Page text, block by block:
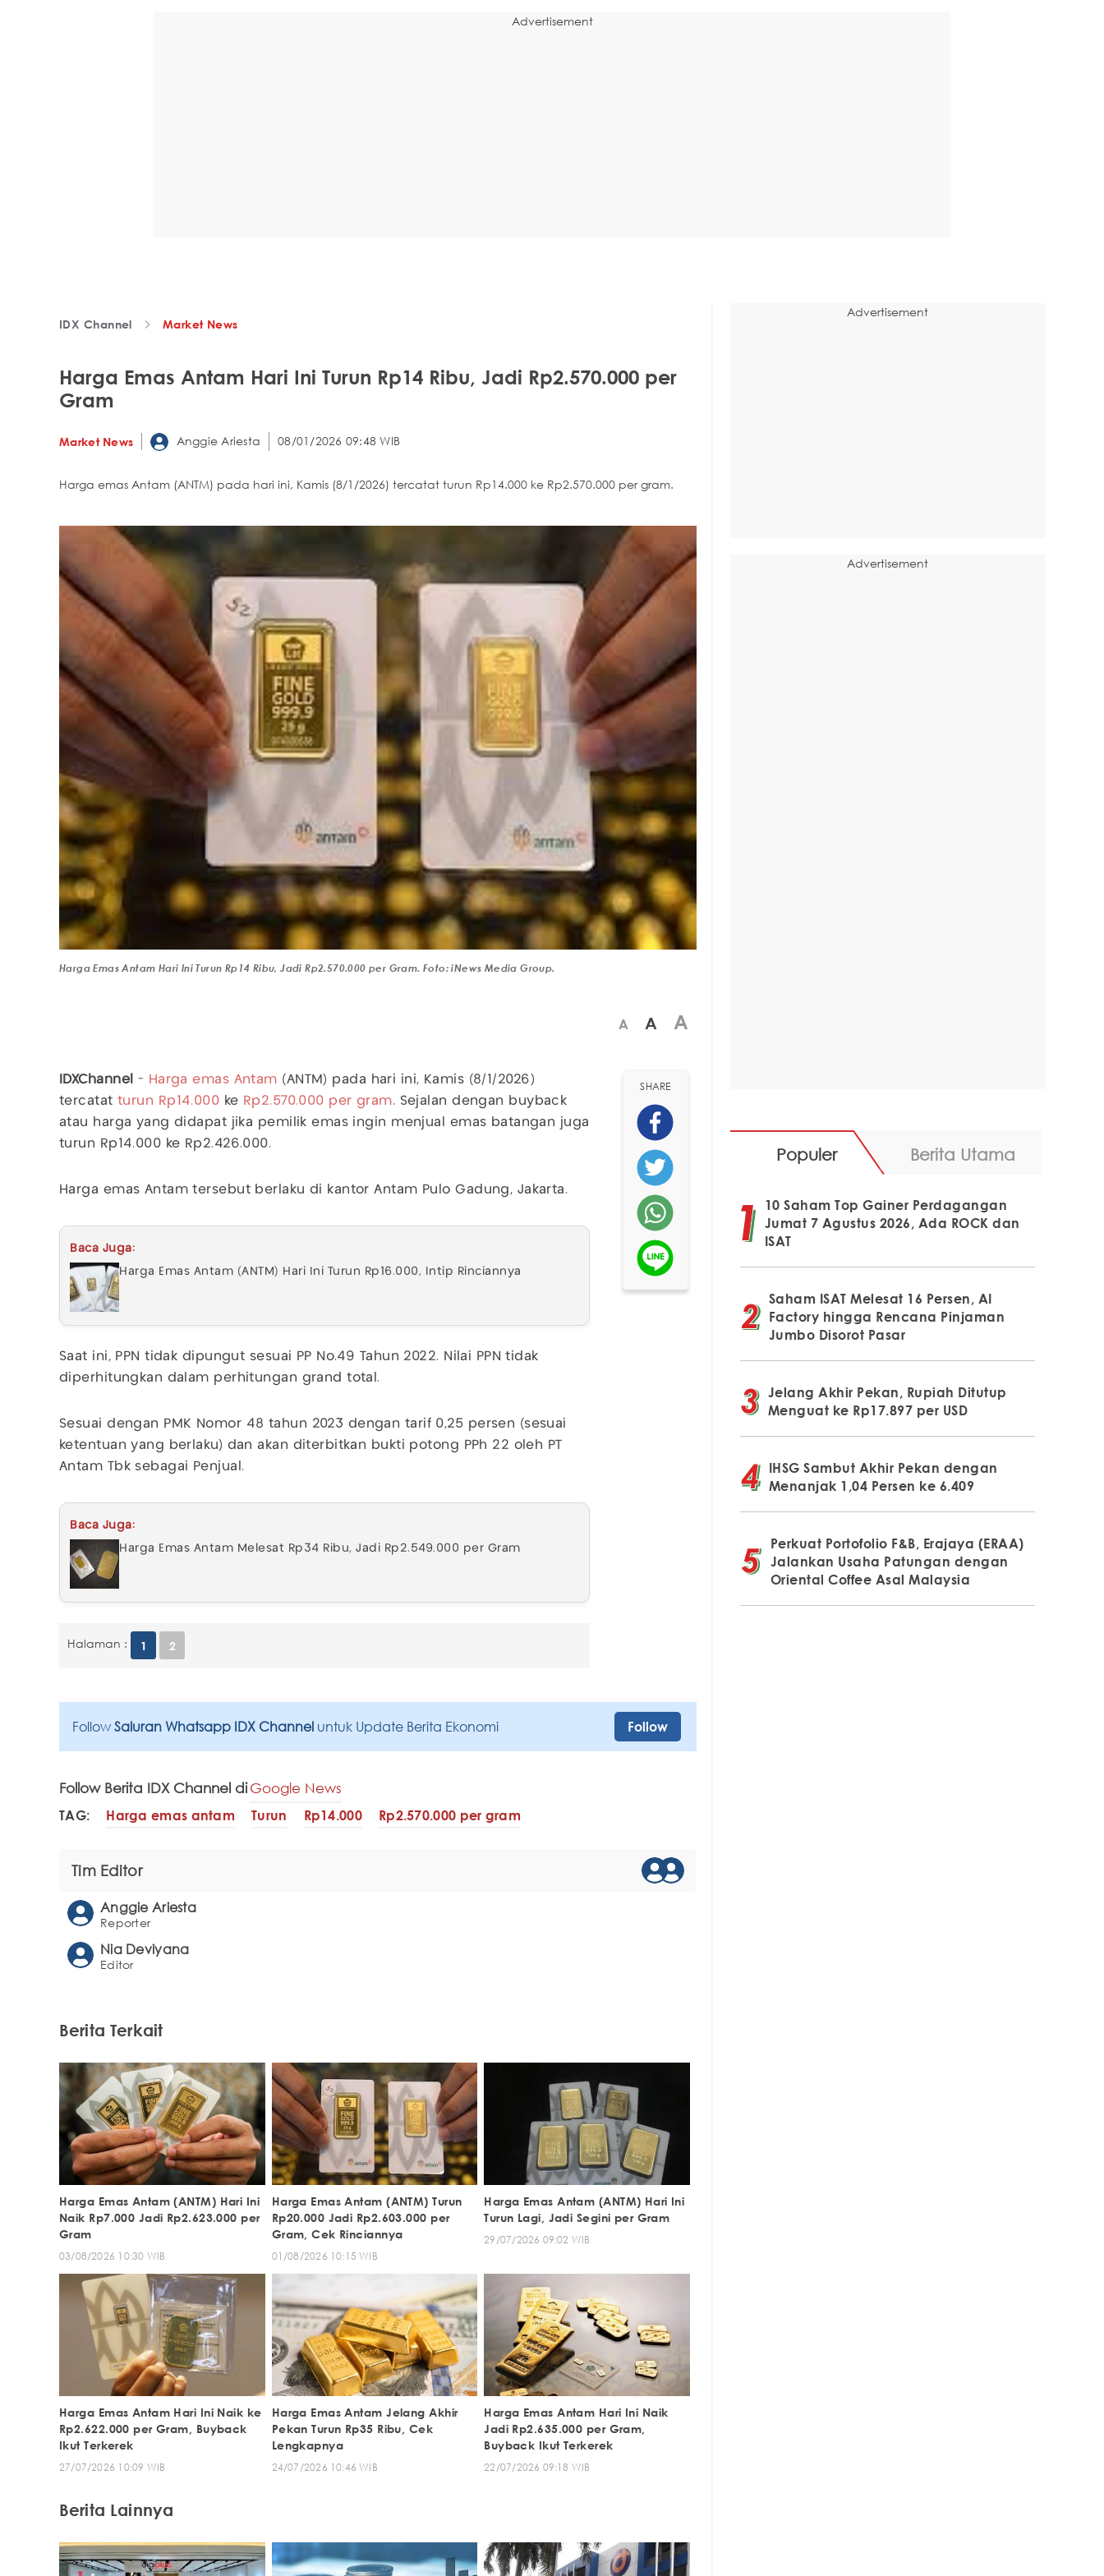
Advertisement
IDX Channel Market News
Harga Emas Antam Hari Ini Turun Rp14 Ribu, Jadi Rp2.570.000 per
Gram
Market News Anggie Ariesta 08/01/2026 09:48 WIB
Harga emas Antam (ANTM) pada hari ini, Kamis (8/1/2026) tercatat turun Rp14.000 ke Rp2.570.000 per gram.
Harga Emas Antam Hari Ini Turun Rp14 Ribu, Jadi Rp2.570.000 per Gram. Foto: iNews Media Group.
A A A
IDXChannel - Harga emas Antam (ANTM) pada hari ini, Kamis (8/1/2026)
tercatat turun Rp14.000 ke Rp2.570.000 per gram. Sejalan dengan buyback
atau harga yang didapat jika pemilik emas ingin menjual emas batangan juga
turun Rp14.000 ke Rp2.426.000.
Harga emas Antam tersebut berlaku di kantor Antam Pulo Gadung, Jakarta.
Baca Juga:
Harga Emas Antam (ANTM) Hari Ini Turun Rp16.000, Intip Rinciannya
Saat ini, PPN tidak dipungut sesuai PP No.49 Tahun 2022. Nilai PPN tidak
diperhitungkan dalam perhitungan grand total.
Sesuai dengan PMK Nomor 48 tahun 2023 dengan tarif 0,25 persen (sesuai
ketentuan yang berlaku) dan akan diterbitkan bukti potong PPh 22 oleh PT
Antam Tbk sebagai Penjual.
Baca Juga:
Harga Emas Antam Melesat Rp34 Ribu, Jadi Rp2.549.000 per Gram
Halaman : 1 2
SHARE
Follow Saluran Whatsapp IDX Channel untuk Update Berita Ekonomi Follow
Follow Berita IDX Channel diGoogle News
TAG: Harga emas antam Turun Rp14.000 Rp2.570.000 per gram
Tim Editor
Anggie Ariesta
Reporter
Nia Deviyana
Editor
Berita Terkait
Harga Emas Antam (ANTM) Hari Ini
Naik Rp7.000 Jadi Rp2.623.000 per
Gram
03/08/2026 10:30 WIB
Harga Emas Antam (ANTM) Turun
Rp20.000 Jadi Rp2.603.000 per
Gram, Cek Rinciannya
01/08/2026 10:15 WIB
Harga Emas Antam (ANTM) Hari Ini
Turun Lagi, Jadi Segini per Gram
29/07/2026 09:02 WIB
Harga Emas Antam Hari Ini Naik ke
Rp2.622.000 per Gram, Buyback
Ikut Terkerek
27/07/2026 10:09 WIB
Harga Emas Antam Jelang Akhir
Pekan Turun Rp35 Ribu, Cek
Lengkapnya
24/07/2026 10:46 WIB
Harga Emas Antam Hari Ini Naik
Jadi Rp2.635.000 per Gram,
Buyback Ikut Terkerek
22/07/2026 09:18 WIB
Berita Lainnya
Advertisement
Advertisement
Populer Berita Utama
10 Saham Top Gainer Perdagangan
Jumat 7 Agustus 2026, Ada ROCK dan
ISAT
Saham ISAT Melesat 16 Persen, AI
Factory hingga Rencana Pinjaman
Jumbo Disorot Pasar
Jelang Akhir Pekan, Rupiah Ditutup
Menguat ke Rp17.897 per USD
IHSG Sambut Akhir Pekan dengan
Menanjak 1,04 Persen ke 6.409
Perkuat Portofolio F&B, Erajaya (ERAA)
Jalankan Usaha Patungan dengan
Oriental Coffee Asal Malaysia